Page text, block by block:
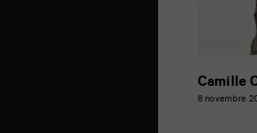
Camille
8 novembre